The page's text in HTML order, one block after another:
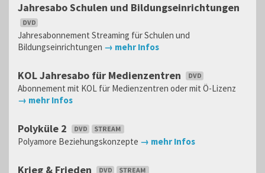
Jahresabo Schulen und Bildungseinrichtungen
Jahresabonnement Streaming für Schulen und
Bildungseinrichtungen → mehr Infos
KOL Jahresabo für Medienzentren
Abonnement mit KOL für Medienzentren oder mit Ö-Lizenz
→ mehr Infos
Polyküle 2
Polyamore Beziehungskonzepte → mehr Infos
Krieg & Frieden